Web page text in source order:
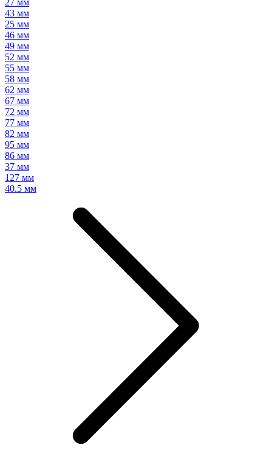
27 мм
43 мм
25 мм
46 мм
49 мм
52 мм
55 мм
58 мм
62 мм
67 мм
72 мм
77 мм
82 мм
95 мм
86 мм
37 мм
127 мм
40.5 мм